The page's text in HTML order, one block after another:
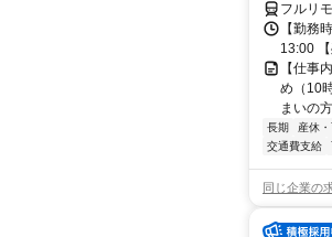
フルリ
【勤務
13:00
【仕事
め（10
まいの
長期 産休
交通費支給
同じ企業の